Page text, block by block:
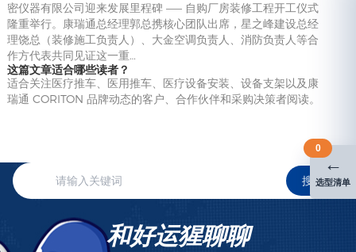
密仪器有限公司迎来发展里程碑 —— 自购厂房装修工程开工仪式
隆重举行。康瑞通总经理郭总携核心团队出席，星之峰建设总经
理饶总（装修施工负责人）、大金空调负责人、消防负责人等合
作方代表共同见证这一重…
这篇文章适合哪些读者？
适合关注医疗推车、医用推车、医疗设备安装、设备支架以及康
瑞通 CORITON 品牌动态的客户、合作伙伴和采购决策者阅读。
搜索
和好运猩聊聊
←
选型清单
0